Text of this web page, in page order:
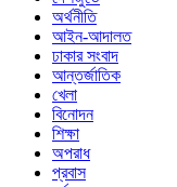
অর্থনীতি
আইন-আদালত
ঢাকার সংবাদ
আন্তর্জাতিক
খেলা
বিনোদন
শিক্ষা
অপরাধ
প্রবাস